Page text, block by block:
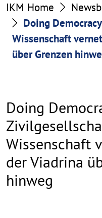
IKM Home
Doing
Wissenschaft
über Grenzen
Doing
Wissenschaft
der Viadrina
hinweg